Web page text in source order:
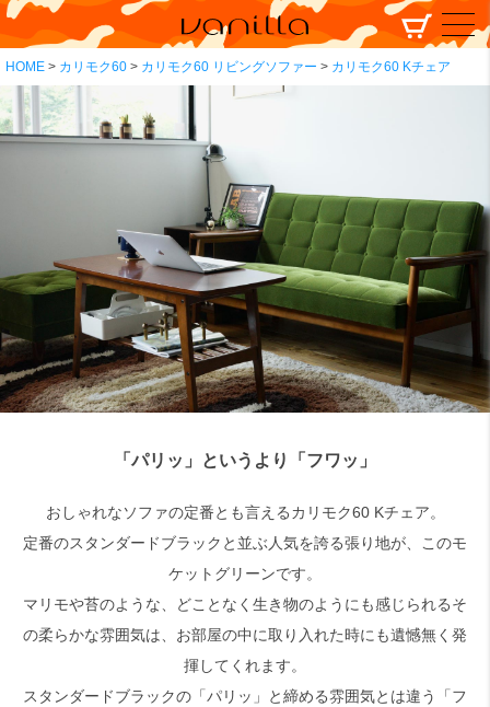
HOME カリモク60 カリモク60 リビングソファー カリモク60 Kチェア
検索
「パリッ」というより「フワッ」
おしゃれなソファの定番とも言えるカリモク60 Kチェア。
定番のスタンダードブラックと並ぶ人気を誇る張り地が、このモ
ケットグリーンです。
マリモや苔のような、どことなく生き物のようにも感じられるそ
の柔らかな雰囲気は、お部屋の中に取り入れた時にも遺憾無く発
揮してくれます。
スタンダードブラックの「パリッ」と締める雰囲気とは違う「フ